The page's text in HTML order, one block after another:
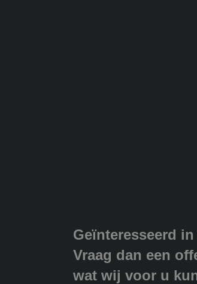
Geïnteresseerd
Vraag dan een
wat wij voor u